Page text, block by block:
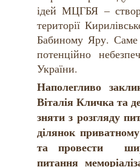
ідей МЦГБЯ –
території
Бабиному Яру. Саме
потенційно
України.
Наполегливо
Віталія Кличка та
зняти з розгляду
ділянок
та провести
питання